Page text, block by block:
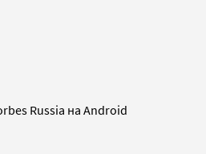
Russia на Android